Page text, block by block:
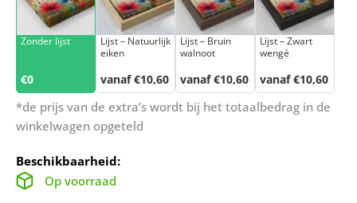
Zonder lijst
€0
Lijst – Natuurlijk
eiken
vanaf €10,60
Lijst – Bruin
walnoot
vanaf €10,60
Lijst – Zwart
wengé
vanaf €10,60
*de prijs van de extra’s wordt bij het totaalbedrag in de
winkelwagen opgeteld
Beschikbaarheid:
Op voorraad